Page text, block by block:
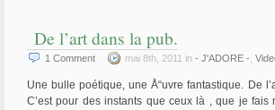
De l’art dans la pub.
1 Comment mai 8th, 2011 in - J'ADORE -
Une bulle poétique, une Å“uvre fantastique. De
C’est pour des instants que ceux là , que je fais